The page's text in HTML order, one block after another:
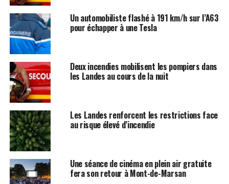
Un automobiliste flashé à 191 km/h sur l’A63
pour échapper à une Tesla
Deux incendies mobilisent les pompiers dans
les Landes au cours de la nuit
Les Landes renforcent les restrictions face
au risque élevé d’incendie
Une séance de cinéma en plein air gratuite
fera son retour à Mont-de-Marsan